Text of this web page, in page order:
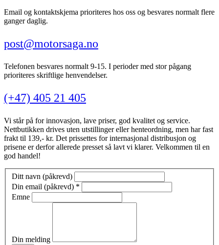
Email og kontaktskjema prioriteres hos oss og besvares normalt flere
ganger daglig.
post@motorsaga.no
Telefonen besvares normalt 9-15. I perioder med stor pågang
prioriteres skriftlige henvendelser.
(+47) 405 21 405
Vi står på for innovasjon, lave priser, god kvalitet og service.
Nettbutikken drives uten utstillinger eller henteordning, men har fast
frakt til 139,- kr. Det prissettes for internasjonal distribusjon og
prisene er derfor allerede presset så lavt vi klarer. Velkommen til en
god handel!
Ditt navn (påkrevd)
Din email (påkrevd) *
Emne
Din melding